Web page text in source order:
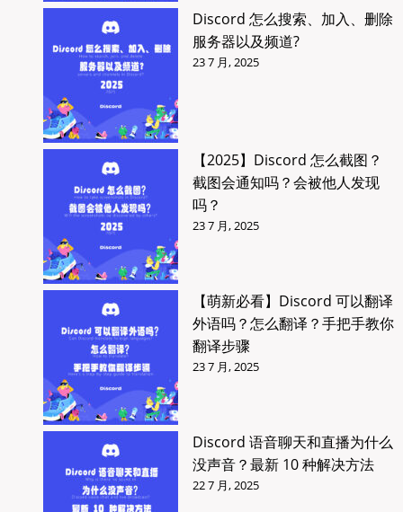
Discord 怎么搜索、加入、删除
服务器以及频道?
23 7 月, 2025
【2025】Discord 怎么截图？
截图会通知吗？会被他人发现
吗？
23 7 月, 2025
【萌新必看】Discord 可以翻译
外语吗？怎么翻译？手把手教你
翻译步骤
23 7 月, 2025
Discord 语音聊天和直播为什么
没声音？最新 10 种解决方法
22 7 月, 2025